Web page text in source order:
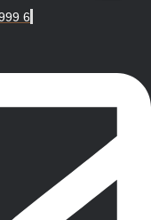
6